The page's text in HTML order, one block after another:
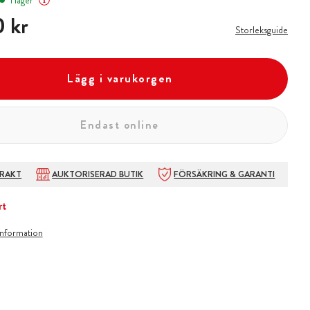
krkr Storleksguide
Lägg i varukorgen
Endast online
AUKTORISERAD BUTIK FÖRSÄKRING & GARANTI